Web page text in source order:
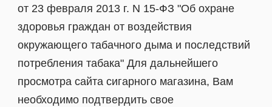
СМОТРЕТЬ КАТАЛОГ
УЛ. УРИЦКОГО Д. 18
34Б!!!
НОВОСТИ
Д.48
ПРОДУКЦИИ
КАТАЛОГ
ЧИТАТЬ НОВОСТИ
ПРОДУКЦИИ
УЛ. СОВЕТСКАЯ
от 23 февраля 2013 г. N 15-ФЗ "Об охране
здоровья граждан от воздействия
окружающего табачного дыма и последствий
потребления табака" Для дальнейшего
просмотра сайта сигарного магазина, Вам
необходимо подтвердить свое